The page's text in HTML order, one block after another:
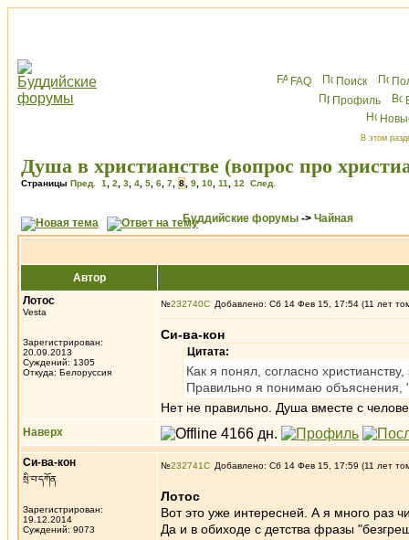
FAQ Поиск
Профиль
В этом
Душа в христианстве (вопрос про
Страницы Пред. 1 2 3 4 5 6 7 8 9 10 11 12 След.
Буддийские форумы -> Чайная
Автор
Лотос
Vesta
Зарегистрирован:
20.09.2013
Суждений: 1305
Откуда: Белоруссия
№232740 Добавлено: Сб 14 Фев 15, 17:54 (11 лет
Си-ва-кон
Цитата:
Как я понял, согласно
Правильно я понимаю объяснения,
Нет не правильно. Душа вместе с
Наверх
Си-ва-кон
སྲི་བ་དཀོན
Зарегистрирован:
19.12.2014
Суждений: 9073
№232741 Добавлено: Сб 14 Фев 15, 17:59 (11 лет
Лотос
Вот это уже интересней. А я много раз
Да и в обиходе с детства фразы